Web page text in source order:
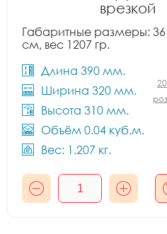
врезкой
Габаритные размеры: 36
см, вес 1207 гр.
Длина 390 мм.
Ширина 320 мм.
Высота 310 мм.
Объём 0.04 куб.м.
Вес: 1.207 кг.